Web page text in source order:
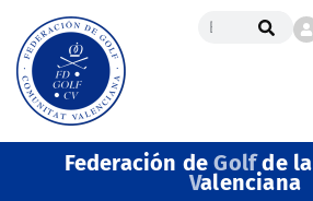
Federación deGolfde la
Valenciana